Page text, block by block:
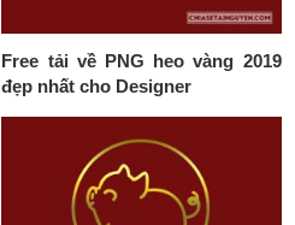
Free tải về PNG heo vàng 2019
đẹp nhất cho Designer